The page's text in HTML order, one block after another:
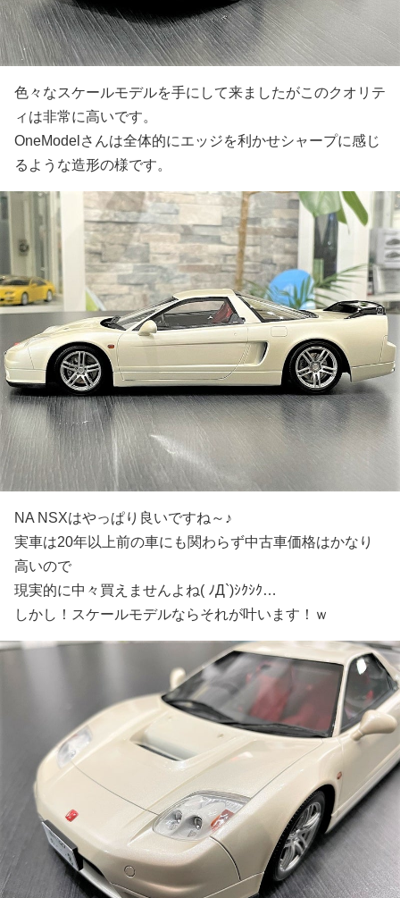
色々なスケールモデルを手にして来ましたがこのクオリテ
ィは非常に高いです。
OneModelさんは全体的にエッジを利かせシャープに感じ
るような造形の様です。
NA NSXはやっぱり良いですね～♪
実車は20年以上前の車にも関わらず中古車価格はかなり
高いので
現実的に中々買えませんよね( ﾉД`)ｼｸｼｸ…
しかし！スケールモデルならそれが叶います！ｗ